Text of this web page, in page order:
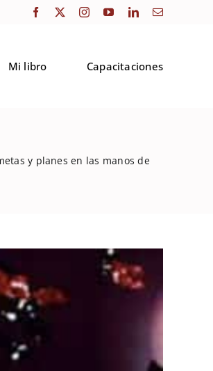
Mi libro Capacitaciones
y planes en las manos de